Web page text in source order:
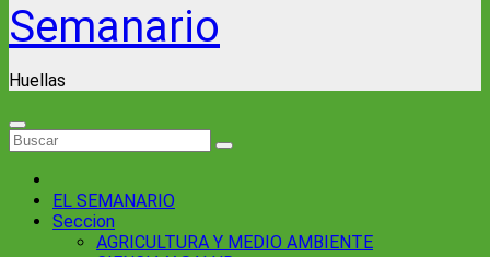
Semanario
Huellas
EL SEMANARIO
Seccion
AGRICULTURA Y MEDIO AMBIENTE